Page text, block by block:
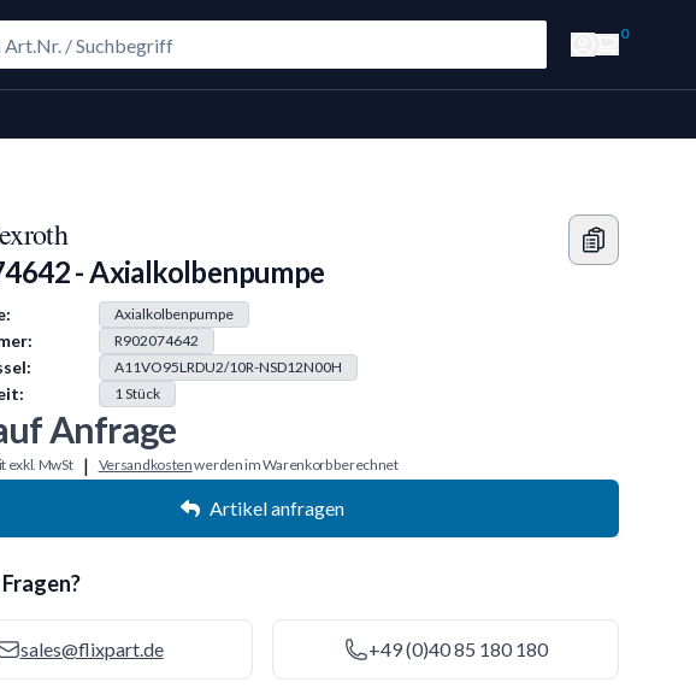
0
- Axialkolbenpumpe
Axialkolbenpumpe
R902074642
A11VO95LRDU2/10R-NSD12N00H
1Stück
Anfrage
exkl. MwSt | Versandkostenwerden im Warenkorb berechnet
Artikel anfragen
sales@flixpart.de +49 (0)40 85 180 180